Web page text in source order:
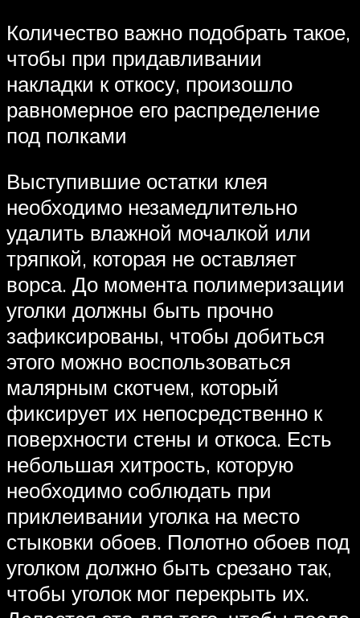
Количество важно подобрать такое,
чтобы при придавливании
накладки к откосу, произошло
равномерное его распределение
под полками
Выступившие остатки клея
необходимо незамедлительно
удалить влажной мочалкой или
тряпкой, которая не оставляет
ворса. До момента полимеризации
уголки должны быть прочно
зафиксированы, чтобы добиться
этого можно воспользоваться
малярным скотчем, который
фиксирует их непосредственно к
поверхности стены и откоса. Есть
небольшая хитрость, которую
необходимо соблюдать при
приклеивании уголка на место
стыковки обоев. Полотно обоев под
уголком должно быть срезано так,
чтобы уголок мог перекрыть их.